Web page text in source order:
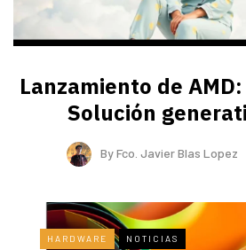
Lanzamiento de
Solución
ByFco. Javier Blas Lopez
HARDWARE NOTICIAS